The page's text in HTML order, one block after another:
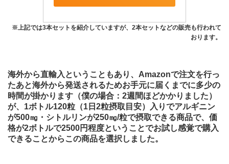
※上記では3本セットを紹介していますが、2本セットなどの販売も行われて
おります。
海外から直輸入ということもあり、Amazonで注文を行っ
たあと海外から発送されるためお手元に届くまでに多少の
時間が掛かります（僕の場合：2週間ほどかかりました）
が、1ボトル120粒（1日2粒摂取目安）入りでアルギニン
が500㎎・シトルリンが250㎎/粒で摂取できる商品で、価
格が2ボトルで2500円程度ということでお試し感覚で購入
できることからこの商品を選択しました。